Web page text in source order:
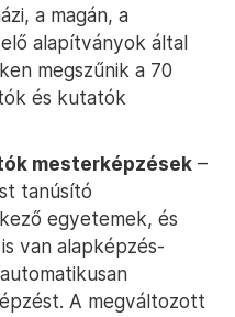
a magán, a
alapítványok által
megszűnik a 70
és kutatók
mesterképzések –
tanúsító
egyetemek, és
van alapképzés-
A megváltozott